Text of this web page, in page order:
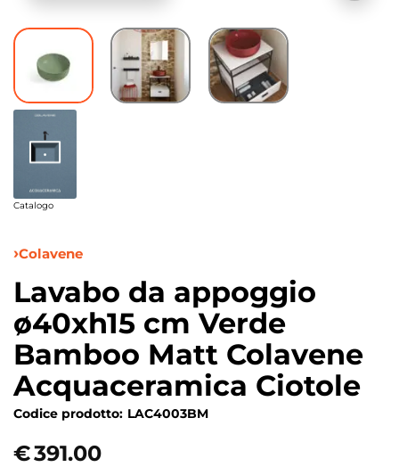
Catalogo
Colavene
Lavabo da appoggio
ø40xh15 cm Verde
Bamboo Matt Colavene
Acquaceramica Ciotole
Codice prodotto: LAC4003BM
€391.00